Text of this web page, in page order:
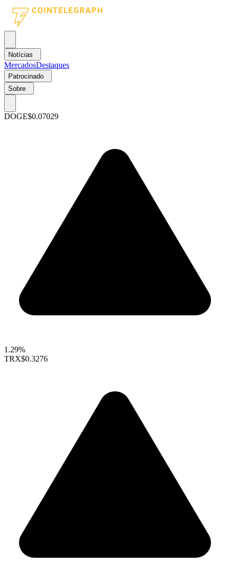
Notícias
MercadosDestaques
Patrocinado
Sobre
DOGE$0.07029
1.29%
TRX$0.3276